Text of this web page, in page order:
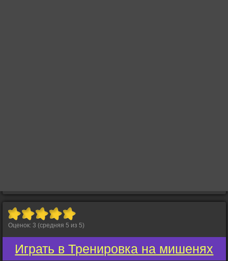
Оценок: 3 (средняя 5 из 5)
Играть в Тренировка на мишенях